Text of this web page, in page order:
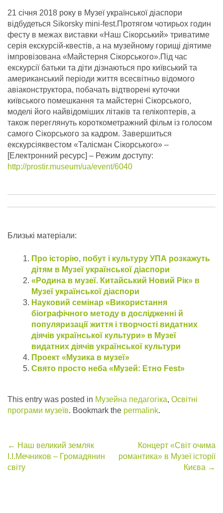
21 січня 2018 року в Музеї української діаспори
відбудеться Sikorsky mini-fest.Протягом чотирьох годин
фесту в межах виставки «Наш Сікорський» триватиме
серія екскурсій-квестів, а на музейному горищі діятиме
імпровізована «Майстерня Сікорського».Під час
екскурсії батьки та діти дізнаються про київський та
американський періоди життя всесвітньо відомого
авіаконструктора, побачать відтворені куточки
київського помешкання та майстерні Сікорського,
моделі його найвідоміших літаків та гелікоптерів, а
також переглянуть короткометражний фільм із голосом
самого Сікорського за кадром. Завершиться
екскурсіяквестом «Талісман Сікорського» –
[Електронний ресурс] – Режим доступу:
http://prostir.museum/ua/event/6040
Близькі матеріали:
Про історію, побут і культуру УПА розкажуть
дітям в Музеї української діаспори
«Родина в музеї. Китайський Новий Рік» в
Музеї української діаспори
Науковий семінар «Використання
біографічного методу в дослідженні й
популяризації життя і творчості видатних
діячів української культури» в Музеї
видатних діячів української культури
Проект «Музика в музеї»
Свято просто неба «Музей: Етно Fest»
This entry was posted in Музейна педагогіка, Освітні
програми музеїв. Bookmark the permalink.
Post
navigation
← Наш великий земляк
І.І.Мечников – Громадянин
світу
Концерт «Світ очима
романтика» в Музеї історії
Києва →